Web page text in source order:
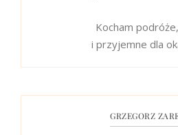
Kocham
i przyjemne dla
GRZEGORZ